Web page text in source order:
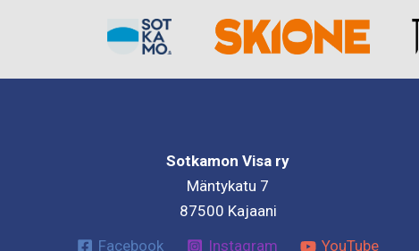
Sotkamon Visa ry
Mäntykatu 7
87500 Kajaani
Facebook
Instagram YouTube